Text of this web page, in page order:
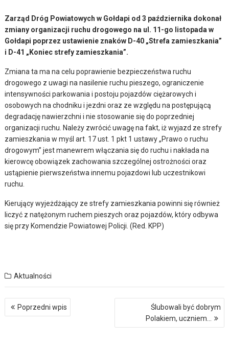
Zarząd Dróg Powiatowych w Gołdapi od 3 października dokonał
zmiany organizacji ruchu drogowego na ul. 11-go listopada w
Gołdapi poprzez ustawienie znaków D-40 „Strefa zamieszkania”
i D-41 „Koniec strefy zamieszkania”.
Zmiana ta ma na celu poprawienie bezpieczeństwa ruchu
drogowego z uwagi na nasilenie ruchu pieszego, ograniczenie
intensywności parkowania i postoju pojazdów ciężarowych i
osobowych na chodniku i jezdni oraz ze względu na postępującą
degradację nawierzchni i nie stosowanie się do poprzedniej
organizacji ruchu. Należy zwrócić uwagę na fakt, iż wyjazd ze strefy
zamieszkania w myśl art. 17 ust. 1 pkt 1 ustawy „Prawo o ruchu
drogowym” jest manewrem włączania się do ruchu i nakłada na
kierowcę obowiązek zachowania szczególnej ostrożności oraz
ustąpienie pierwszeństwa innemu pojazdowi lub uczestnikowi
ruchu.
Kierujący wyjeżdżający ze strefy zamieszkania powinni się również
liczyć z natężonym ruchem pieszych oraz pojazdów, który odbywa
się przy Komendzie Powiatowej Policji. (Red. KPP)
Aktualności
Nawigacja
wpisu
Poprzedni wpis
Ślubowali być dobrym
Polakiem, uczniem…